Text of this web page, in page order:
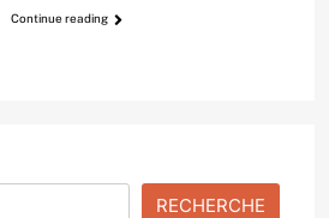
Continue reading
RECHERCHE